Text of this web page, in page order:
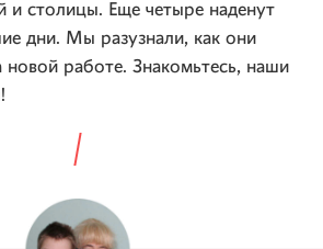
и столицы. Еще четыре наденут
дни. Мы разузнали, как они
новой работе. Знакомьтесь, наши